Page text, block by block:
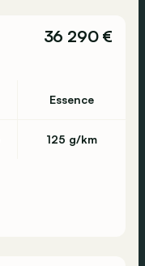
36 290 €
Essence
125 g/km